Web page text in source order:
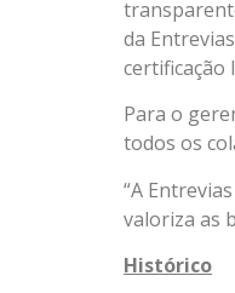
da
certificação
Para o
todos os
“A
valoriza as
Histórico